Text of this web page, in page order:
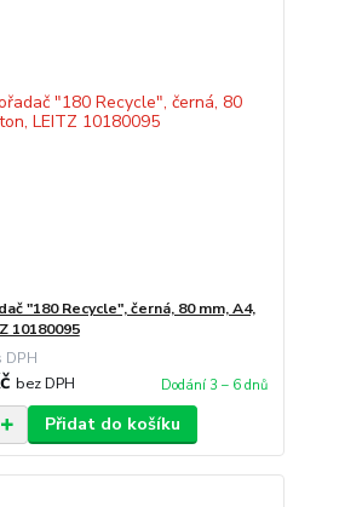
"180 Recycle", černá, 80 mm, A4,
10180095
bez DPH Dodání 3 – 6 dnů
Přidat do košíku